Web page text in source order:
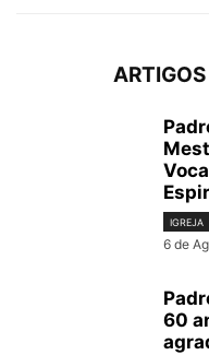
IGREJA
6 de
60